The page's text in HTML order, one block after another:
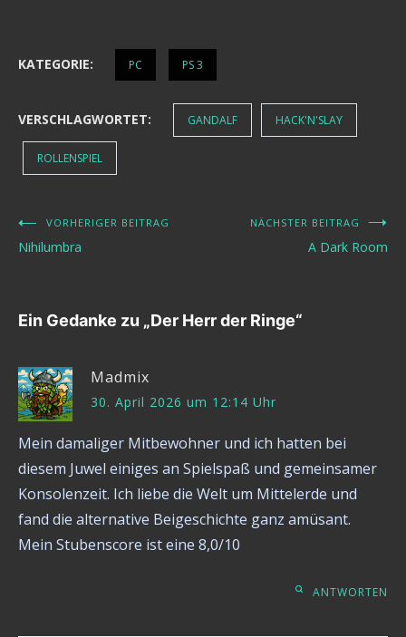
KATEGORIE: PC PS 3
VERSCHLAGWORTET: GANDALF HACK'N'SLAY
ROLLENSPIEL
Beitragsnavigation
VORHERIGER BEITRAG
Nihilumbra
NÄCHSTER BEITRAG
A Dark Room
Ein Gedanke zu „Der Herr der Ringe“
Madmix
30. April 2026 um 12:14 Uhr
Mein damaliger Mitbewohner und ich hatten bei
diesem Juwel einiges an Spielspaß und gemeinsamer
Konsolenzeit. Ich liebe die Welt um Mittelerde und
fand die alternative Beigeschichte ganz amüsant.
Mein Stubenscore ist eine 8,0/10
ANTWORTEN